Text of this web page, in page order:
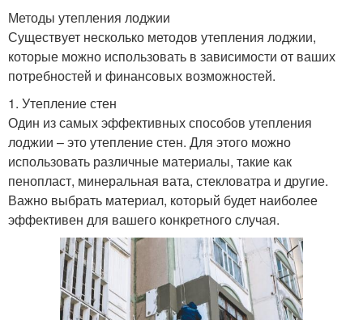
Методы утепления лоджии
Существует несколько методов утепления лоджии,
которые можно использовать в зависимости от ваших
потребностей и финансовых возможностей.
1. Утепление стен
Один из самых эффективных способов утепления
лоджии – это утепление стен. Для этого можно
использовать различные материалы, такие как
пенопласт, минеральная вата, стекловатра и другие.
Важно выбрать материал, который будет наиболее
эффективен для вашего конкретного случая.